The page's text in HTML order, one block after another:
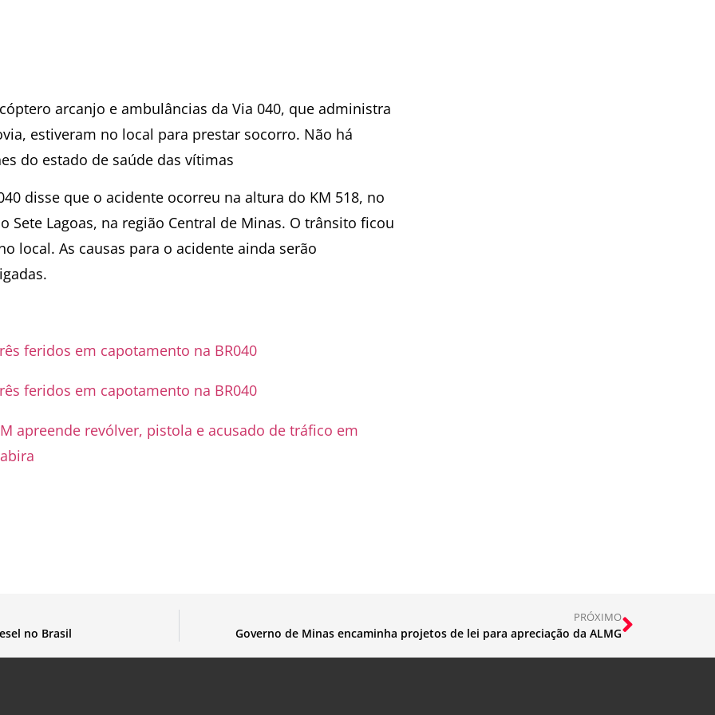
arcanjo e ambulâncias da Via 040, que administra
estiveram no local para prestar socorro. Não há
do estado de saúde das vítimas
disse que o acidente ocorreu na altura do KM 518, no
Sete Lagoas, na região Central de Minas. O trânsito ficou
local. As causas para o acidente ainda serão
feridos em capotamento na BR040
feridos em capotamento na BR040
apreende revólver, pistola e acusado de tráfico em
no Brasil
PRÓXIMO
Governo de Minas encaminha projetos de lei para apreciação da ALMG